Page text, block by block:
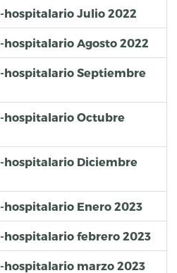
hospitalario Julio 2022
hospitalario Agosto 2022
hospitalario Septiembre
hospitalario Octubre
hospitalario Diciembre
hospitalario Enero 2023
hospitalario febrero 2023
hospitalario marzo 2023